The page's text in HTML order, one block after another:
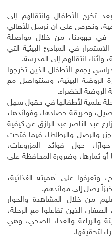
تخرج الأطفال وانتقالهم إلى
ونحرص على أن نرسل للأهالي
في جهودنا، من خلال مواصلة
في المبادئ البيئية التي
وأثناء انتقالهم إلى المدرسة.
يجمع الأطفال الذين تخرجوا
الروضة البيئية، وسنتواصل مع
الروضة الخضراء.
علمية لأطفالها في حقول سهل
وطريقة حصادها، وفوائدها،
عبد الناصر عبد الرازق عن كيفية
والبصل والبطاطا، فيما فتحت
حول فوائد المزروعات،
أو ثمارها، وضرورة المحافظة على
على أهميته الغذائية،
يصل إلى موائدهم.
من خلال المشاهدة والحوار
الذين تفاعلوا مع الرحلة،
والزراعة والغذاء الصحي، وهي
لتحقيقها.